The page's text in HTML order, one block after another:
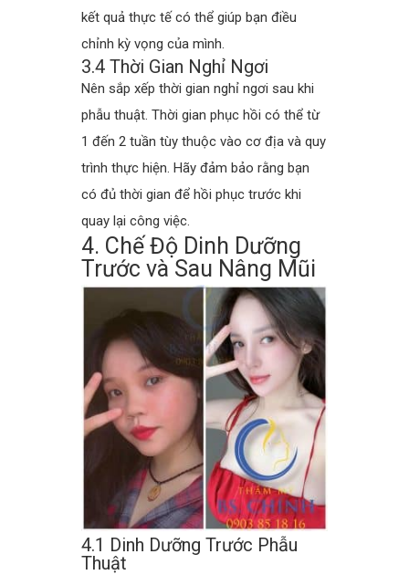
kết quả thực tế có thể giúp bạn điều
chỉnh kỳ vọng của mình.
3.4 Thời Gian Nghỉ Ngơi
Nên sắp xếp thời gian nghỉ ngơi sau khi
phẫu thuật. Thời gian phục hồi có thể từ
1 đến 2 tuần tùy thuộc vào cơ địa và quy
trình thực hiện. Hãy đảm bảo rằng bạn
có đủ thời gian để hồi phục trước khi
quay lại công việc.
4. Chế Độ Dinh Dưỡng
Trước và Sau Nâng Mũi
4.1 Dinh Dưỡng Trước Phẫu
Thuật